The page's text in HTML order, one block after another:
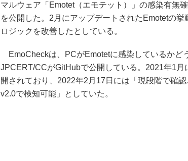
マルウェア「Emotet（エモテット）」の感染有無
を公開した。2月にアップデートされたEmotetの
ロジックを改善したとしている。
EmoCheckは、PCがEmotetに感染しているかど
JPCERT/CCがGitHubで公開している。2021年1月
開されており、2022年2月17日には「現段階で確
v2.0で検知可能」としていた。